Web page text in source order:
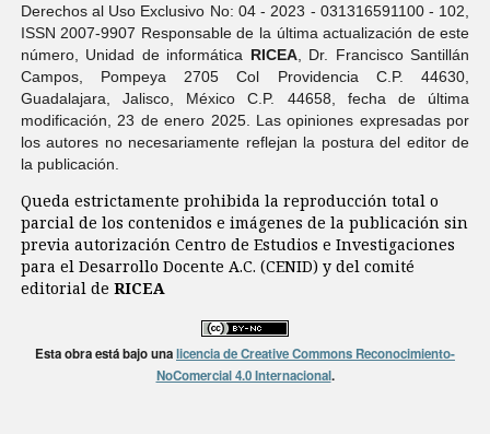
Derechos al Uso Exclusivo No: 04 - 2023 - 031316591100 - 102,
ISSN 2007-9907 Responsable de la última actualización de este
número, Unidad de informática RICEA, Dr. Francisco Santillán
Campos, Pompeya 2705 Col Providencia C.P. 44630,
Guadalajara, Jalisco, México C.P. 44658, fecha de última
modificación, 23 de enero 2025. Las opiniones expresadas por
los autores no necesariamente reflejan la postura del editor de
la publicación.
Queda estrictamente prohibida la reproducción total o
parcial de los contenidos e imágenes de la publicación sin
previa autorización Centro de Estudios e Investigaciones
para el Desarrollo Docente A.C. (CENID) y del comité
editorial de RICEA
Esta obra está bajo unalicencia de Creative Commons Reconocimiento-
NoComercial 4.0 Internacional.